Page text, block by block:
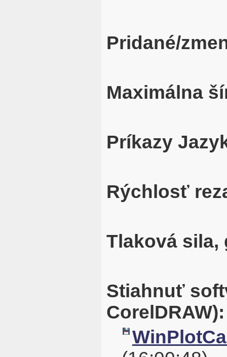
Pridané/
Maximálna
Príkazy
Rýchlosť
Tlaková sila,
Stiahnuť
CorelDRAW):